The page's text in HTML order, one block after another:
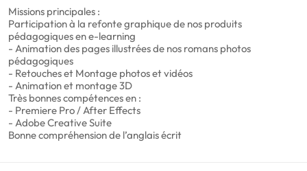
Missions principales :
Participation à la refonte graphique de nos produits
pédagogiques en e-learning
- Animation des pages illustrées de nos romans photos
pédagogiques
- Retouches et Montage photos et vidéos
- Animation et montage 3D
Très bonnes compétences en :
- Premiere Pro / After Effects
- Adobe Creative Suite
Bonne compréhension de l’anglais écrit